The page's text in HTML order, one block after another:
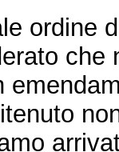
ordine
che